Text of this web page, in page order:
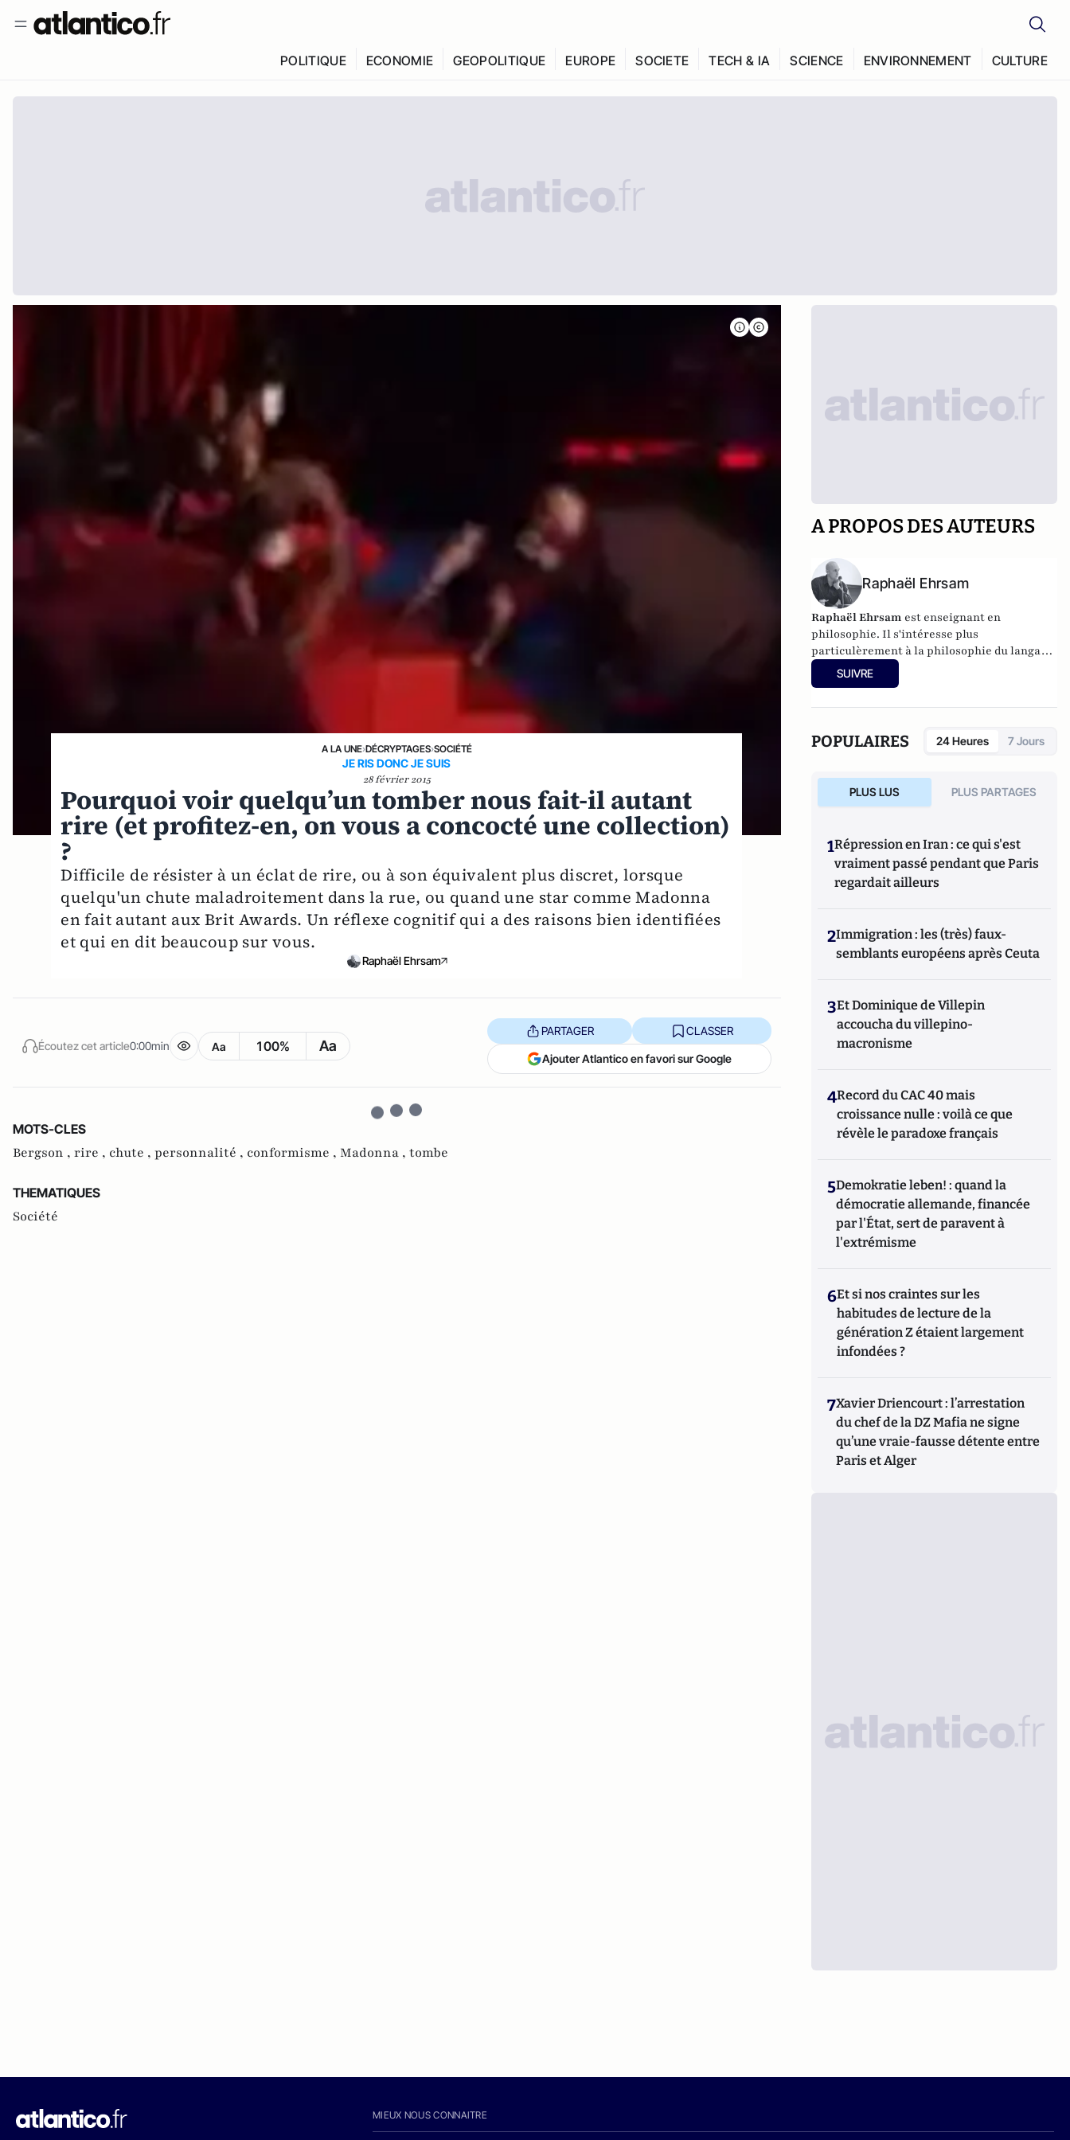
POLITIQUE ECONOMIE GEOPOLITIQUE EUROPE SOCIETE TECH & IA SCIENCE ENVIRONNEMENT CULTURE
A LA UNE›DÉCRYPTAGES›SOCIÉTÉ
JE RIS DONC JE SUIS
28 février 2015
Pourquoi voir quelqu’un tomber nous fait-il autant
rire (et profitez-en, on vous a concocté une collection)
?
Difficile de résister à un éclat de rire, ou à son équivalent plus discret, lorsque
quelqu'un chute maladroitement dans la rue, ou quand une star comme Madonna
en fait autant aux Brit Awards. Un réflexe cognitif qui a des raisons bien identifiées
et qui en dit beaucoup sur vous.
Raphaël Ehrsam
Écoutez cet article0:00min Aa 100% Aa
PARTAGER CLASSER
Ajouter Atlantico en favori sur Google
MOTS-CLES
Bergson , rire , chute , personnalité , conformisme , Madonna , tombe
THEMATIQUES
Société
A PROPOS DES AUTEURS
Raphaël Ehrsam
Raphaël Ehrsam est enseignant en
philosophie. Il s'intéresse plus
particulèrement à la philosophie du langage,
à la psychologie et à la psychanalyse.
SUIVRE
POPULAIRES 24 Heures 7 Jours
PLUS LUS PLUS PARTAGES
1Répression en Iran : ce qui s'est
vraiment passé pendant que Paris
regardait ailleurs
2Immigration : les (très) faux-
semblants européens après Ceuta
3Et Dominique de Villepin
accoucha du villepino-
macronisme
4Record du CAC 40 mais
croissance nulle : voilà ce que
révèle le paradoxe français
5Demokratie leben! : quand la
démocratie allemande, financée
par l'État, sert de paravent à
l'extrémisme
6Et si nos craintes sur les
habitudes de lecture de la
génération Z étaient largement
infondées ?
7Xavier Driencourt : l’arrestation
du chef de la DZ Mafia ne signe
qu’une vraie-fausse détente entre
Paris et Alger
MIEUX NOUS CONNAITRE